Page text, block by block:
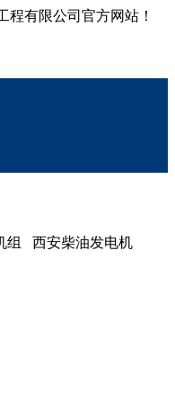
程有限公司官方网站！
组 西安柴油发电机